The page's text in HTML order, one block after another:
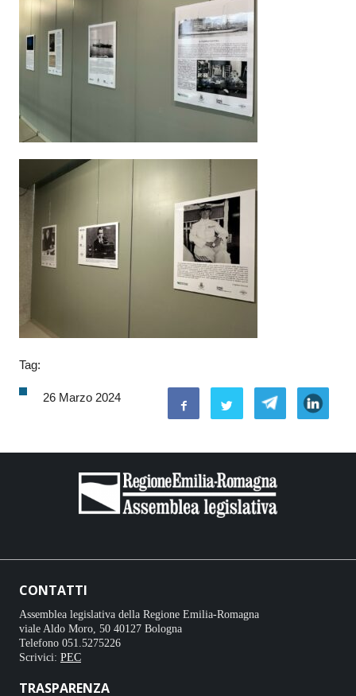
Tag:
26 Marzo 2024
CONTATTI
Assemblea legislativa della Regione Emilia-Romagna
viale Aldo Moro, 50 40127 Bologna
Telefono 051.5275226
Scrivici: PEC
TRASPARENZA